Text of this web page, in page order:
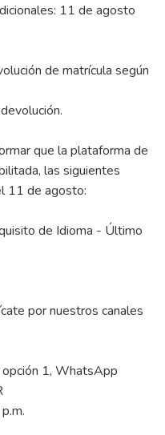
11 de agosto
de matrícula según
que la plataforma de
las siguientes
11 de agosto:
de Idioma - Último
por nuestros canales
1, WhatsApp